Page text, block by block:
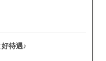
待遇♪